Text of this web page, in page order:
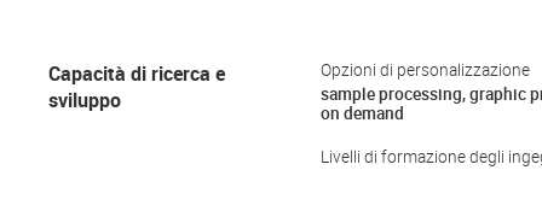
Capacità di ricerca e
sviluppo
Opzioni di personalizzazione
sample processing, graphic
on demand
Livelli di formazione degli